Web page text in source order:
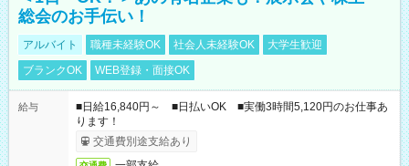
総会のお手伝い！
アルバイト 職種未経験OK 社会人未経験OK
大学生歓迎
ブランクOK
WEB登録・面接OK
給与
■日給16,840円～ ■日払いOK ■実働3時間5,120円のお仕事あ
ります！
交通費別途支給あり